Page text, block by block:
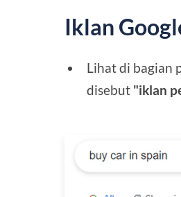
Iklan
Lihat di bagian
disebut "iklan